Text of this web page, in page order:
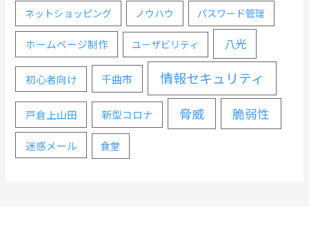
ネットショッピング ノウハウ パスワード管理
ホームページ制作 ユーザビリティ 八光
初心者向け 千曲市 情報セキュリティ
戸倉上山田 新型コロナ 脅威 脆弱性
迷惑メール 食堂